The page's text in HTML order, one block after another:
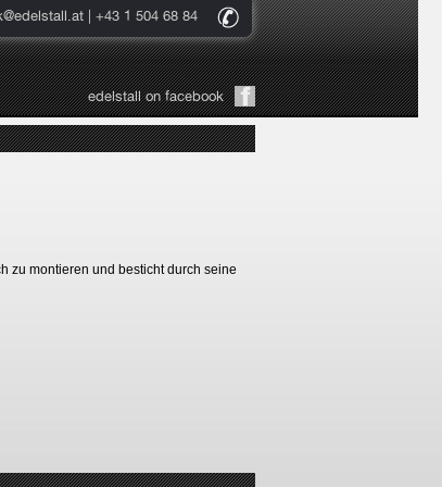
| +43 1 504 68 84
edelstall on facebook
zu montieren und besticht durch seine